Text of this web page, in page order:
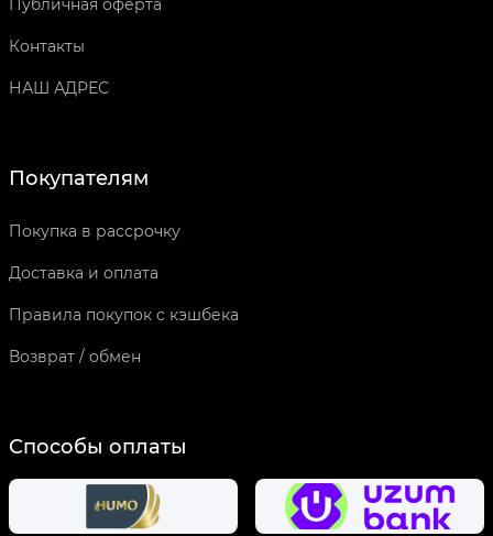
Публичная оферта
Контакты
НАШ АДРЕС
Покупателям
Покупка в рассрочку
Доставка и оплата
Правила покупок с кэшбека
Возврат / обмен
Способы оплаты